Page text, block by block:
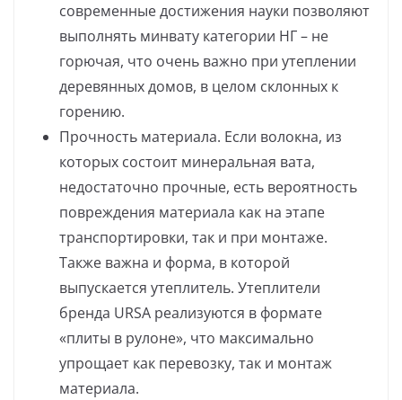
современные достижения науки позволяют
выполнять минвату категории НГ – не
горючая, что очень важно при утеплении
деревянных домов, в целом склонных к
горению.
Прочность материала. Если волокна, из
которых состоит минеральная вата,
недостаточно прочные, есть вероятность
повреждения материала как на этапе
транспортировки, так и при монтаже.
Также важна и форма, в которой
выпускается утеплитель. Утеплители
бренда URSA реализуются в формате
«плиты в рулоне», что максимально
упрощает как перевозку, так и монтаж
материала.